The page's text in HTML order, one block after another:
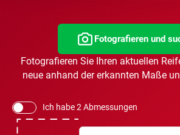
Fotografieren und
Fotografieren Sie Ihren aktuellen
neue anhand der erkannten Maße
Ich habe 2 Abmessungen